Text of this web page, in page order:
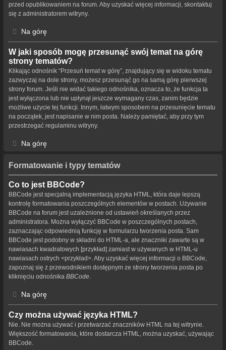
przed opublikowaniem na forum. Aby uzyskać więcej informacji, skontaktuj
się z administratorem witryny.
Na górę
W jaki sposób mogę przesunąć swój temat na górę
strony tematów?
Klikając odnośnik “Przesuń temat w górę”, znajdujący się w widoku tematu
zazwyczaj na dole strony, możesz przesunąć go na samą górę pierwszej
strony forum. Jeśli nie widać takiego odnośnika, oznacza to, że funkcja ta
jest wyłączona lub nie upłynął jeszcze wymagany czas, zanim będzie
możliwe użycie tej funkcji. Innym, łatwym sposobem na przesunięcie tematu
na początek, jest napisanie w nim posta. Należy pamiętać, aby przy tym
przestrzegać regulaminu witryny.
Na górę
Formatowanie i typy tematów
Co to jest BBCode?
BBCode jest specjalną implementacją języka HTML, która daje lepszą
kontrolę formatowania poszczególnych elementów w postach. Używanie
BBCode na forum jest uzależnione od ustawień określanych przez
administratora. Można wyłączyć BBCode w poszczególnych postach,
zaznaczając odpowiednią funkcję w formularzu tworzenia posta. Sam
BBCode jest podobny w składni do HTML-a, ale znaczniki zawarte są w
nawiasach kwadratowych [przykład] zamiast w używanych w HTML-u
nawiasach ostrych <przykład>. Aby uzyskać więcej informacji o BBCode,
zapoznaj się z przewodnikiem dostępnym ze strony tworzenia posta po
kliknięciu odnośnika BBCode
Na górę
Czy można używać języka HTML?
Nie. Nie można używać i przetwarzać znaczników HTML na tej witrynie.
Większość formatowania, które dostarcza HTML, można uzyskać, używając
BBCode.